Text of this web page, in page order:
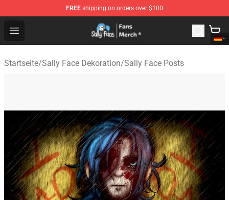
FREE shipping on orders over $100
Open menu
Sally Face Store - Official Sally Face Merchandise Shop
Startseite/Sally Face Dekoration/Sally Face Posts